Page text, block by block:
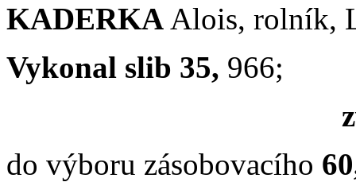
KADERKA Alois, rolník,
Vykonal slib 35, 966;
do výboru zásobovacího